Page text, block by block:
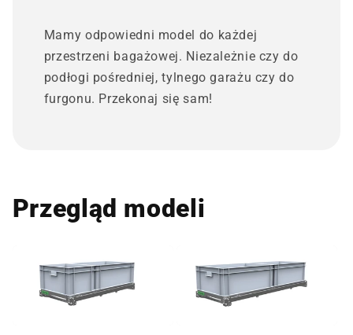
Mamy odpowiedni model do każdej
przestrzeni bagażowej. Niezależnie czy do
podłogi pośredniej, tylnego garażu czy do
furgonu. Przekonaj się sam!
Przegląd modeli